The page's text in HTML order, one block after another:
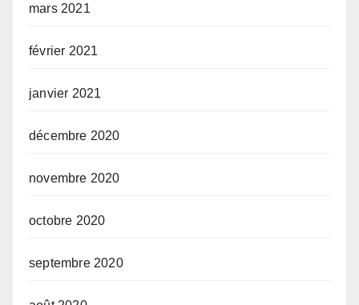
mars 2021
février 2021
janvier 2021
décembre 2020
novembre 2020
octobre 2020
septembre 2020